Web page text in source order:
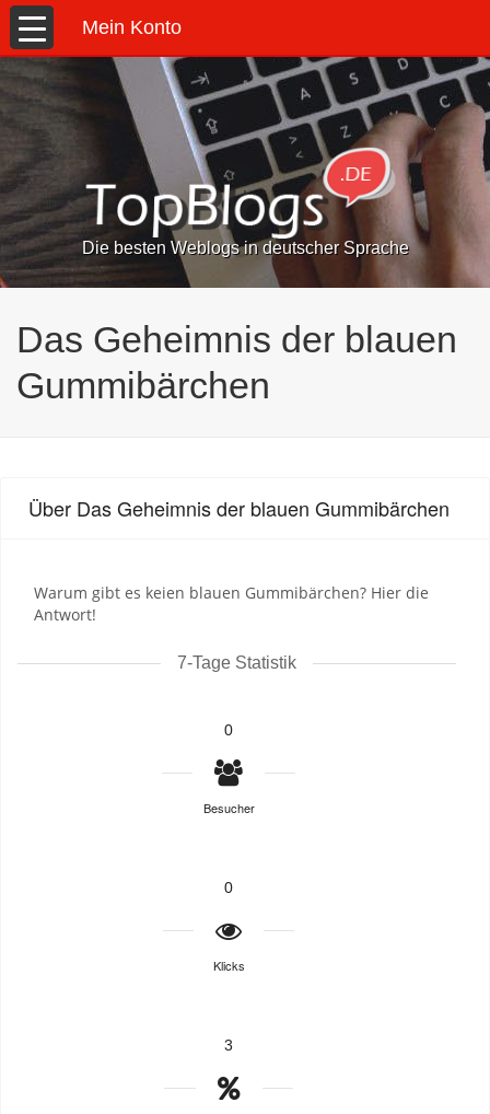
Mein Konto
Die besten Weblogs in deutscher Sprache
Das Geheimnis der blauen
Gummibärchen
Über Das Geheimnis der blauen Gummibärchen
Warum gibt es keien blauen Gummibärchen? Hier die
Antwort!
7-Tage Statistik
0
Besucher
0
Klicks
3